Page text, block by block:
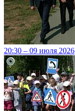
20:30 – 09 июля 2026